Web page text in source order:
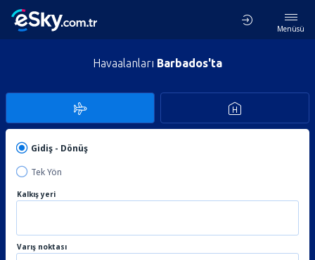
Menüsü
Havaalanları Barbados'ta
Gidiş - Dönüş
Tek Yön
Kalkış yeri
Varış noktası